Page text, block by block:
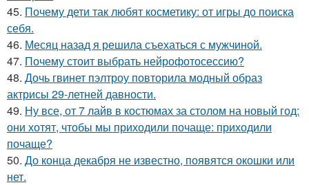
45. Почему дети так любят косметику: от игры до поиска
себя.
46. Месяц назад я решила съехаться с мужчиной.
47. Почему стоит выбрать нейрофотосессию?
48. Дочь гвинет пэлтроу повторила модный образ
актрисы 29-летней давности.
49. Ну все, от 7 лайв в костюмах за столом на новый год:
они хотят, чтобы мы приходили почаще: приходили
почаще?
50. До конца декабря не известно, появятся окошки или
нет.